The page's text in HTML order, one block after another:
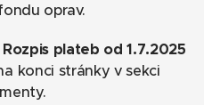
oprav.
Rozpis plateb od 1.7.2025
konci stránky v sekci